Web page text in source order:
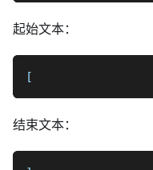
起始文本：
[
结束文本：